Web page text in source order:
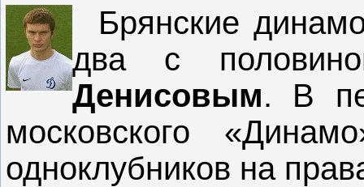
Брянские
два с
Денисовым. В
московского
одноклубников на